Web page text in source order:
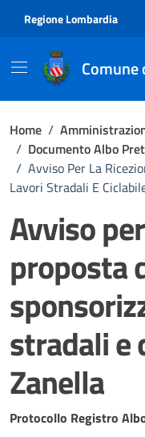
Regione Lombardia
Comune
Home /
/ Documento Albo
/ Avviso Per La
Lavori Stradali E
Avviso
proposta
stradali e
Zanella
Dettagli del documento
Protocollo Registro